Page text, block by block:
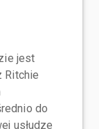
jest
Ritchie
do
usłudze